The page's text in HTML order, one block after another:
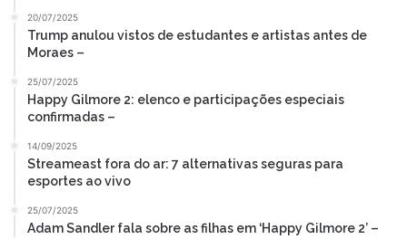
20/07/2025
Trump anulou vistos de estudantes e artistas antes de
Moraes –
25/07/2025
Happy Gilmore 2: elenco e participações especiais
confirmadas –
14/09/2025
Streameast fora do ar: 7 alternativas seguras para
esportes ao vivo
25/07/2025
Adam Sandler fala sobre as filhas em ‘Happy Gilmore 2’ –